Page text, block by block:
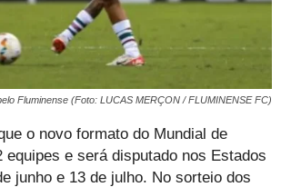
Fluminense (Foto: LUCAS MERÇON / FLUMINENSE FC)
o novo formato do Mundial de
equipes e será disputado nos Estados
junho e 13 de julho. No sorteio dos